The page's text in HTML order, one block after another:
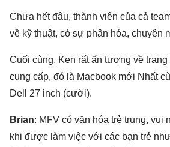
Chưa hết đâu, thành viên của cả
về kỹ thuật, có sự phân hóa, chuyên
Cuối cùng, Ken rất ấn tượng về trang
cung cấp, đó là Macbook mới Nhất
Dell 27 inch (cười).
Brian: MFV có văn hóa trẻ trung, vui
khi được làm việc với các bạn trẻ